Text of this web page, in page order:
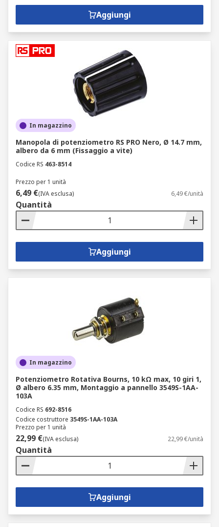
Aggiungi
In magazzino
Manopola di potenziometro RS PRO Nero, Ø 14.7 mm,
albero da 6 mm (Fissaggio a vite)
Codice RS 463-8514
Prezzo per 1 unità
6,49 €(IVA esclusa) 6,49 €/unità
Quantità
Aggiungi
In magazzino
Potenziometro Rotativa Bourns, 10 kΩ max, 10 giri 1,
Ø albero 6.35 mm, Montaggio a pannello 3549S-1AA-
103A
Codice RS 692-8516
Codice costruttore 3549S-1AA-103A
Prezzo per 1 unità
22,99 €(IVA esclusa) 22,99 €/unità
Quantità
Aggiungi